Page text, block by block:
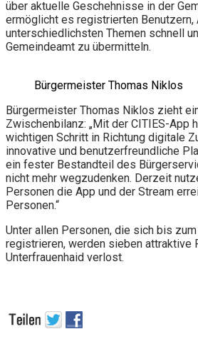
über aktuelle Geschehnisse in der
ermöglicht es registrierten Benutzern,
unterschiedlichsten Themen schnell
Gemeindeamt zu übermitteln.
Bürgermeister Thomas Niklos
Bürgermeister Thomas Niklos zieht
Zwischenbilanz: „Mit der CITIES-App
wichtigen Schritt in Richtung digitale
innovative und benutzerfreundliche
ein fester Bestandteil des
nicht mehr wegzudenken. Derzeit
Personen die App und der Stream
Personen.“
Unter allen Personen, die sich bis
registrieren, werden sieben attraktive
Unterfrauenhaid verlost.